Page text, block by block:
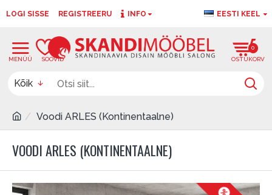
LOGI SISSE REGISTREERU INFO EESTI KEEL
0
Kõik
Voodi ARLES (Kontinentaalne)
VOODI ARLES (KONTINENTAALNE)